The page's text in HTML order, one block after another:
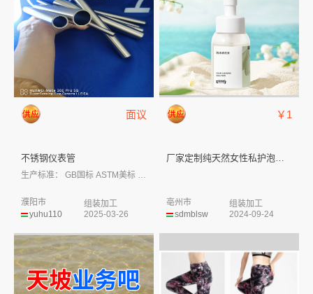
面议
不锈钢仪表管
生产标准： GB国标 ASTM美标 JI...
yuhu110
濮阳市
组装加工
2025-03-26
￥1
sdmblsw
亳州市
组装加工
2024-09-24